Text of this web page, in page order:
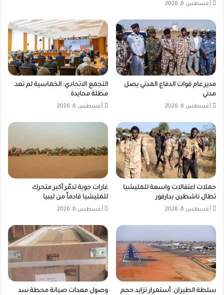
أغسطس 6, 2026
مدير عام قوات الدفاع المدني يصل
مدني
أغسطس 6, 2026
التجمع الاتحادي: الخماسية لم تعد
مظلة محايدة
أغسطس 6, 2026
حملات اعتقالات واسعة للمليشيا
تطال ناشطين بدارفور
أغسطس 6, 2026
غارات جوية تدمّر أكبر متحرك
للمليشيا قادماً من ليبيا
أغسطس 6, 2026
سلطة الطيران: أستمرار تزايد حجم
وصول معدات صيانة محطة سد